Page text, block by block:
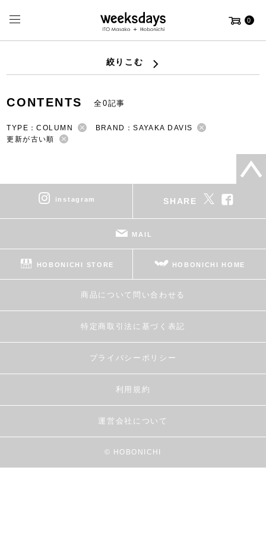
0
絞りこむ
CONTENTS 全0記事
TYPE：COLUMN
BRAND：SAYAKA DAVIS
更新が古い順
instagram SHARE
MAIL
HOBONICHI STORE HOBONICHI HOME
商品について問い合わせる
特定商取引法に基づく表記
プライバシーポリシー
利用規約
運営会社について
© HOBONICHI